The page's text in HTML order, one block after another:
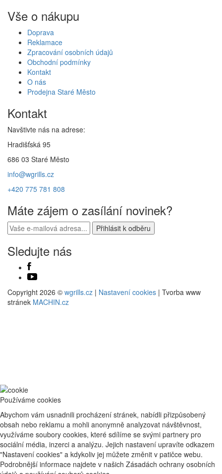
Vše o nákupu
Doprava
Reklamace
Zpracování osobních údajů
Obchodní podmínky
Kontakt
O nás
Prodejna Staré Město
Kontakt
Navštivte nás na adrese:
Hradišťská 95
686 03 Staré Město
info@wgrills.cz
+420 775 781 808
Máte zájem o zasílání novinek?
Sledujte nás
Copyright 2026 © wgrills.cz | Nastavení cookies | Tvorba www
stránek MACHIN.cz
Používáme cookies
Abychom vám usnadnili procházení stránek, nabídli přizpůsobený
obsah nebo reklamu a mohli anonymně analyzovat návštěvnost,
využíváme soubory cookies, které sdílíme se svými partnery pro
sociální média, inzerci a analýzu. Jejich nastavení upravíte odkazem
"Nastavení cookies" a kdykoliv jej můžete změnit v patičce webu.
Podrobnější informace najdete v našich Zásadách ochrany osobních